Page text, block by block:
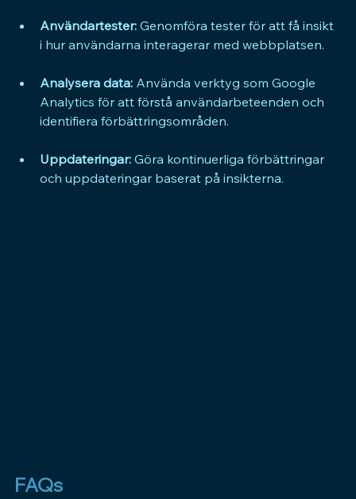
Användartester: Genomföra tester för att få insikt
i hur användarna interagerar med webbplatsen.
Analysera data: Använda verktyg som Google
Analytics för att förstå användarbeteenden och
identifiera förbättringsområden.
Uppdateringar: Göra kontinuerliga förbättringar
och uppdateringar baserat på insikterna.
FAQs